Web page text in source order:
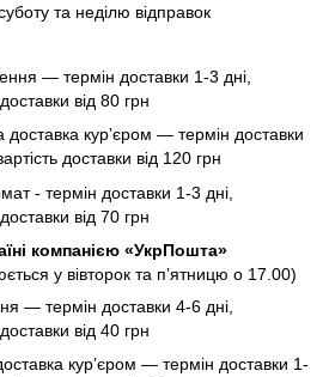
та неділю відправок
— термін доставки 1-3 дні,
від 80 грн
курʼєром — термін доставки
доставки від 120 грн
- термін доставки 1-3 дні,
від 70 грн
компанією «УкрПошта»
у вівторок та пʼятницю о 17.00)
— термін доставки 4-6 дні,
від 40 грн
курʼєром — термін доставки 1-